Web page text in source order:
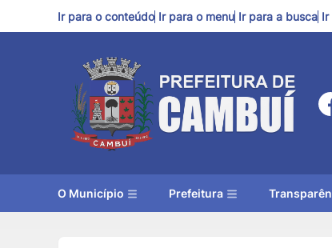
Ir para o conteúdo Ir para o menu Ir para a busca Ir
O Município Prefeitura